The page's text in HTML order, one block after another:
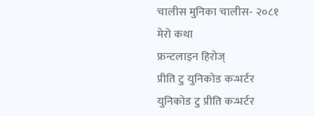
चालीस मुनिका चालीस- २०८१
मेरो कथा
फ्रन्टलाइन हिरोज्
प्रीति टु युनिकोड कन्भर्टर
युनिकोड टु प्रीति कन्भर्टर